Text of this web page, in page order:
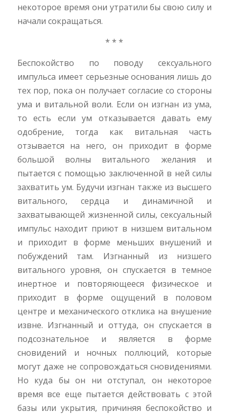
некоторое время они утратили бы свою силу и
начали сокращаться.
* * *
Беспокойство по поводу сексуального
импульса имеет серьезные основания лишь до
тех пор, пока он получает согласие со стороны
ума и витальной воли. Если он изгнан из ума,
то есть если ум отказывается давать ему
одобрение, тогда как витальная часть
отзывается на него, он приходит в форме
большой волны витального желания и
пытается с помощью заключенной в ней силы
захватить ум. Будучи изгнан также из высшего
витального, сердца и динамичной и
захватывающей жизненной силы, сексуальный
импульс находит приют в низшем витальном
и приходит в форме меньших внушений и
побуждений там. Изгнанный из низшего
витального уровня, он спускается в темное
инертное и повторяющееся физическое и
приходит в форме ощущений в половом
центре и механического отклика на внушение
извне. Изгнанный и оттуда, он спускается в
подсознательное и является в форме
сновидений и ночных поллюций, которые
могут даже не сопровождаться сновидениями.
Но куда бы он ни отступал, он некоторое
время все еще пытается действовать с этой
базы или укрытия, причиняя беспокойство и